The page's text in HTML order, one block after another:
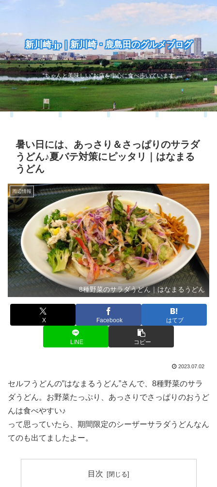
新川崎.jp｜新川崎・鹿島田のグルメブログ
“ちゃんと美味しい”お店を中心に食べ歩いています
暑い日には、あっさり＆さっぱりのサラダ
うどん♪夏バテ対策にピッタリ｜はなまる
うどん
周辺情報
8種野菜のサラダうどん｜はなまるうどん
X Facebook はてブ
LINE コピー
2023.07.02
セルフうどんの”はなまるうどん”さんで、8種野菜のサラ
ダうどん。お野菜たっぷり、あっさりでさっぱりのおうど
んは食べやすい♪
って思っていたら、期間限定のシーザーサラダうどんなん
てのも出てましたよー。
目次